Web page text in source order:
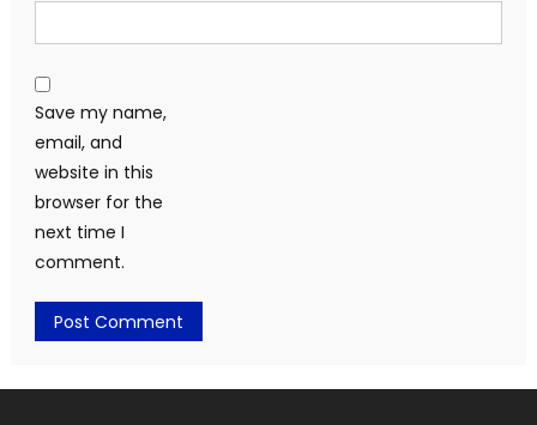
Save my name,
email, and
website in this
browser for the
next time I
comment.